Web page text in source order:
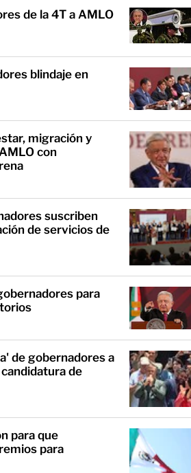
de la 4T a AMLO
blindaje en
migración y
con
suscriben
de servicios de
para
de gobernadores a
de
para que
para